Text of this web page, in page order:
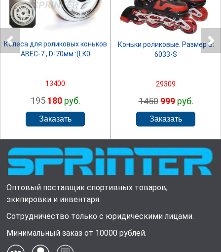
SPRINTER
Колеса для роликовых коньков
ABEC-7 , D-70мм :(LK0
13400
195 180руб.
SPRINTER
Коньки роликовые. Размер S:
6033-S
29309
1450 999руб.
Оптовый поставщик спортивных товаров,
экипировки и инвентаря.
Сотрудничество только с юридическими лицами.
Минимальный заказ от 10000 рублей.